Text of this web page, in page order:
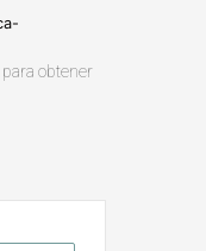
para obtener